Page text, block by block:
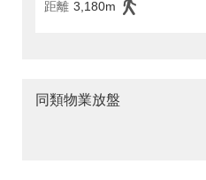
距離 3,180m
同類物業放盤